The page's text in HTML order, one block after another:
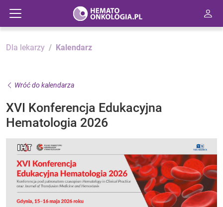
Dla lekarzy Kalendarz
Wróć do kalendarza
XVI Konferencja Edukacyjna
Hematologia 2026